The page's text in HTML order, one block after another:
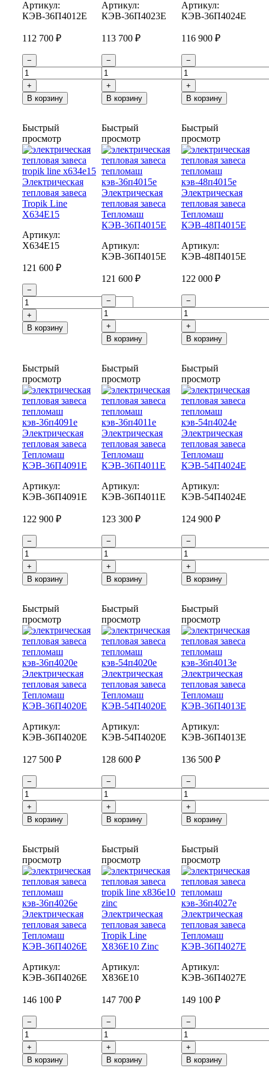
Артикул:
КЭВ-36П4012E
112 700 ₽
−
+
В корзину
Артикул:
КЭВ-36П4023E
113 700 ₽
−
+
В корзину
Артикул:
КЭВ-36П4024E
116 900 ₽
−
+
В корзину
Быстрый
просмотр
Электрическая
тепловая завеса
Tropik Line
Х634Е15
Артикул:
Х634Е15
121 600 ₽
−
+
В корзину
Быстрый
просмотр
Электрическая
тепловая завеса
Тепломаш
КЭВ-36П4015Е
Артикул:
КЭВ-36П4015E
121 600 ₽
−
+
В корзину
Быстрый
просмотр
Электрическая
тепловая завеса
Тепломаш
КЭВ-48П4015Е
Артикул:
КЭВ-48П4015E
122 000 ₽
−
+
В корзину
Быстрый
просмотр
Электрическая
тепловая завеса
Тепломаш
КЭВ-36П4091Е
Артикул:
КЭВ-36П4091E
122 900 ₽
−
+
В корзину
Быстрый
просмотр
Электрическая
тепловая завеса
Тепломаш
КЭВ-36П4011Е
Артикул:
КЭВ-36П4011E
123 300 ₽
−
+
В корзину
Быстрый
просмотр
Электрическая
тепловая завеса
Тепломаш
КЭВ-54П4024Е
Артикул:
КЭВ-54П4024E
124 900 ₽
−
+
В корзину
Быстрый
просмотр
Электрическая
тепловая завеса
Тепломаш
КЭВ-36П4020Е
Артикул:
КЭВ-36П4020E
127 500 ₽
−
+
В корзину
Быстрый
просмотр
Электрическая
тепловая завеса
Тепломаш
КЭВ-54П4020Е
Артикул:
КЭВ-54П4020E
128 600 ₽
−
+
В корзину
Быстрый
просмотр
Электрическая
тепловая завеса
Тепломаш
КЭВ-36П4013Е
Артикул:
КЭВ-36П4013E
136 500 ₽
−
+
В корзину
Быстрый
просмотр
Электрическая
тепловая завеса
Тепломаш
КЭВ-36П4026Е
Артикул:
КЭВ-36П4026E
146 100 ₽
−
+
В корзину
Быстрый
просмотр
Электрическая
тепловая завеса
Tropik Line
Х836Е10 Zinc
Артикул:
Х836Е10
147 700 ₽
−
+
В корзину
Быстрый
просмотр
Электрическая
тепловая завеса
Тепломаш
КЭВ-36П4027Е
Артикул:
КЭВ-36П4027E
149 100 ₽
−
+
В корзину